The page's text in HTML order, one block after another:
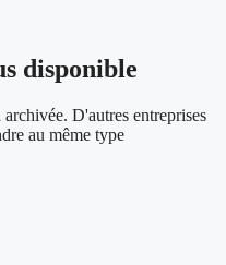
disponible
D'autres entreprises
au même type